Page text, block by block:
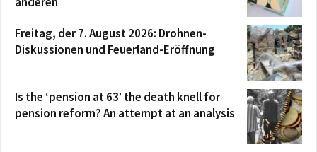
Freitag, der 7. August 2026: Drohnen-
Diskussionen und Feuerland-Eröffnung
Is the ‘pension at 63’ the death knell for
pension reform? An attempt at an analysis